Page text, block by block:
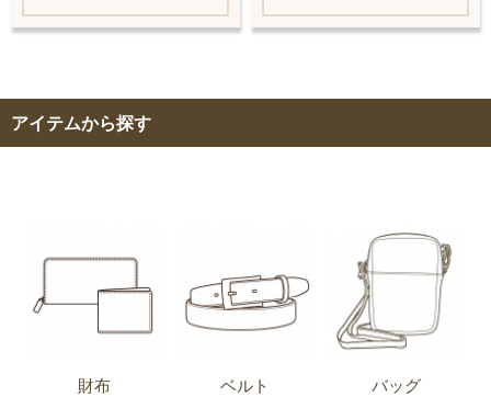
アイテムから探す
財布 ベルト バッグ